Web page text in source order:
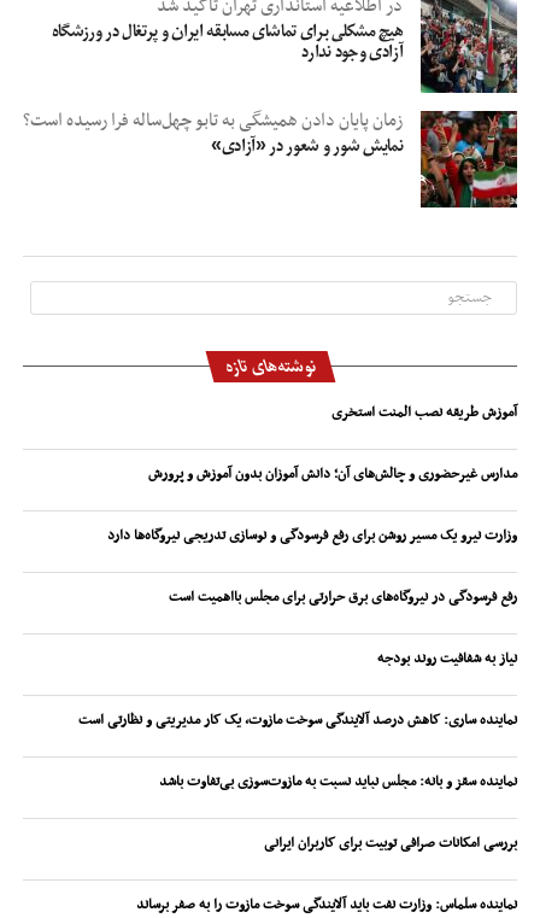
هیچ مشکلی برای تماشای مسابقه ایران و پرتغال در ورزشگاه
آزادی وجود ندارد
زمان پایان دادن همیشگی به تابو چهل‌ساله فرا رسیده است؟
نمایش شور و شعور در «آزادی»
نوشته‌های تازه
آموزش طریقه نصب المنت استخری
مدارس غیرحضوری و چالش‌های آن؛ دانش آموزان بدون آموزش و پرورش
وزارت نیرو یک مسیر روشن برای رفع فرسودگی و نوسازی تدریجی نیروگاه‌ها دارد
رفع فرسودگی در نیروگاه‌های برق حرارتی برای مجلس بااهمیت است
نیاز به شفافیت روند بودجه
نماینده ساری: کاهش درصد آلایندگی سوخت مازوت، یک کار مدیریتی و نظارتی است
نماینده سقز و بانه: مجلس نباید نسبت به مازوت‌سوزی بی‌تفاوت باشد
بررسی امکانات صرافی توبیت برای کاربران ایرانی
نماینده سلماس: وزارت نفت باید آلایندگی سوخت مازوت را به صفر برساند